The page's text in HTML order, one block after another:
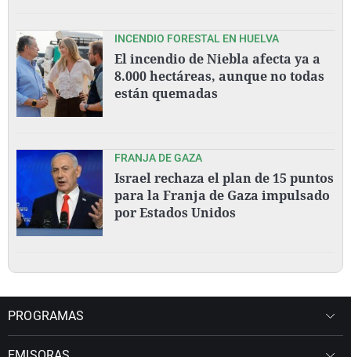
INCENDIO FORESTAL EN HUELVA
El incendio de Niebla afecta ya a
8.000 hectáreas, aunque no todas
están quemadas
FRANJA DE GAZA
Israel rechaza el plan de 15 puntos
para la Franja de Gaza impulsado
por Estados Unidos
PROGRAMAS